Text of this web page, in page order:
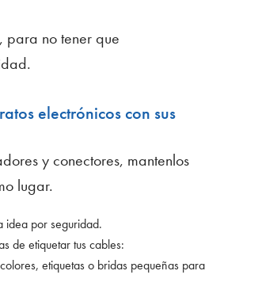
para no tener que
electrónicos con sus
y conectores, mantenlos
lugar.
idea por seguridad.
de etiquetar tus cables:
etiquetas o bridas pequeñas para